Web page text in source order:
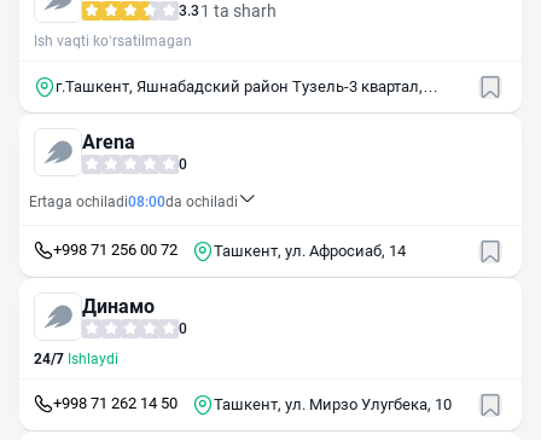
3.3 1 ta sharh
Ish vaqti ko‘rsatilmagan
г.Ташкент, Яшнабадский район Тузель-3 квартал,
Arena
0
Ertaga ochiladi08:00da ochiladi
+998 71 256 00 72 Ташкент, ул. Афросиаб, 14
Динамо
0
24/7 Ishlaydi
+998 71 262 14 50 Ташкент, ул. Мирзо Улугбека, 10